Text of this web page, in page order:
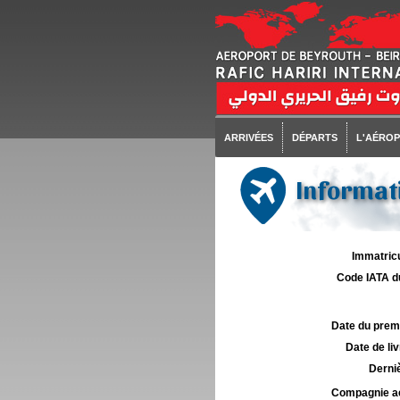
ARRIVÉES DÉPARTS
Code IATA
Date du
Date de
Compagnie